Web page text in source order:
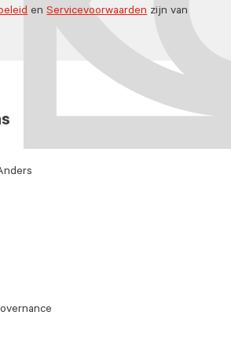
enServicevoorwaardenzijn van